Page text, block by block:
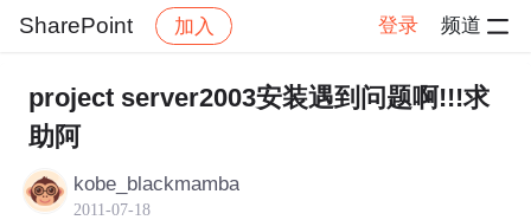
SharePoint 加入 登录 频道
SharePoint 帖子详情
project server2003安装遇到问题啊!!!求
助阿
kobe_blackmamba
2011-07-18